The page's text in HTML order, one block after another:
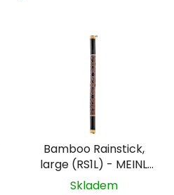
Bamboo Rainstick,
large (RS1L) - MEINL
Sonic Energy -
Skladem